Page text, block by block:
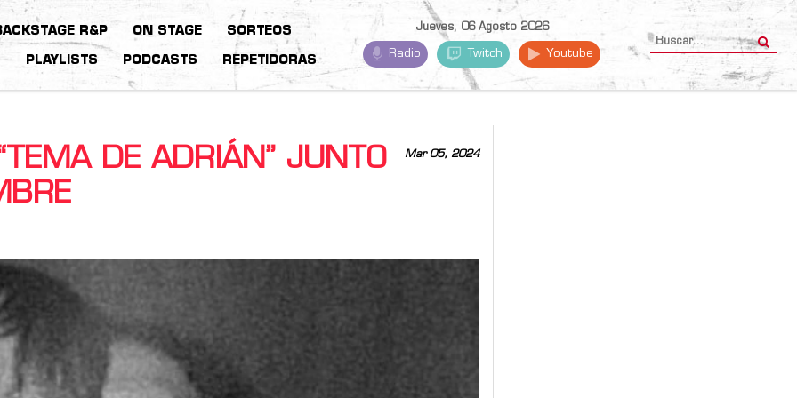
R&P ON STAGE SORTEOS
PLAYLISTS PODCASTS REPETIDORAS
Jueves, 06 Agosto 2026
Radio Twitch Youtube
Mar 05, 2024
DE ADRIÁN” JUNTO